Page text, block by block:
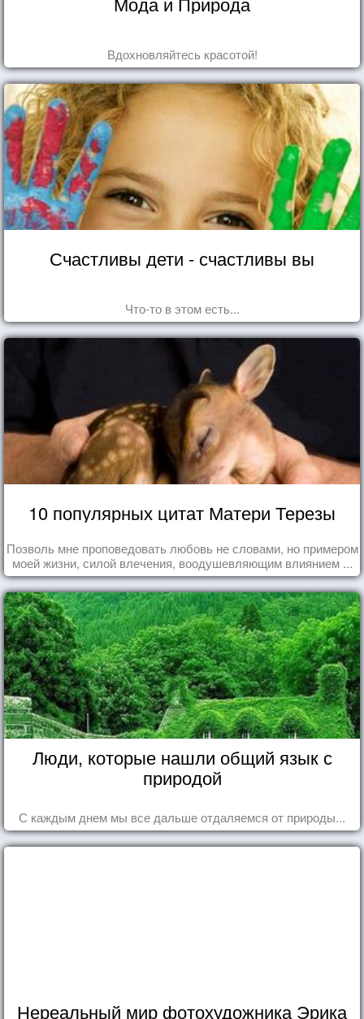
Вдохновляйтесь красотой!
Счастливы дети - счастливы вы
Что-то в этом есть...
10 популярных цитат Матери Терезы
Позволь мне проповедовать любовь не словами, но примером
моей жизни, силой влечения, воодушевляющим влиянием ...
Люди, которые нашли общий язык с
природой
С каждым днем мы все дальше отдаляемся от природы...
Нереальный мир фотохудожника Эрика